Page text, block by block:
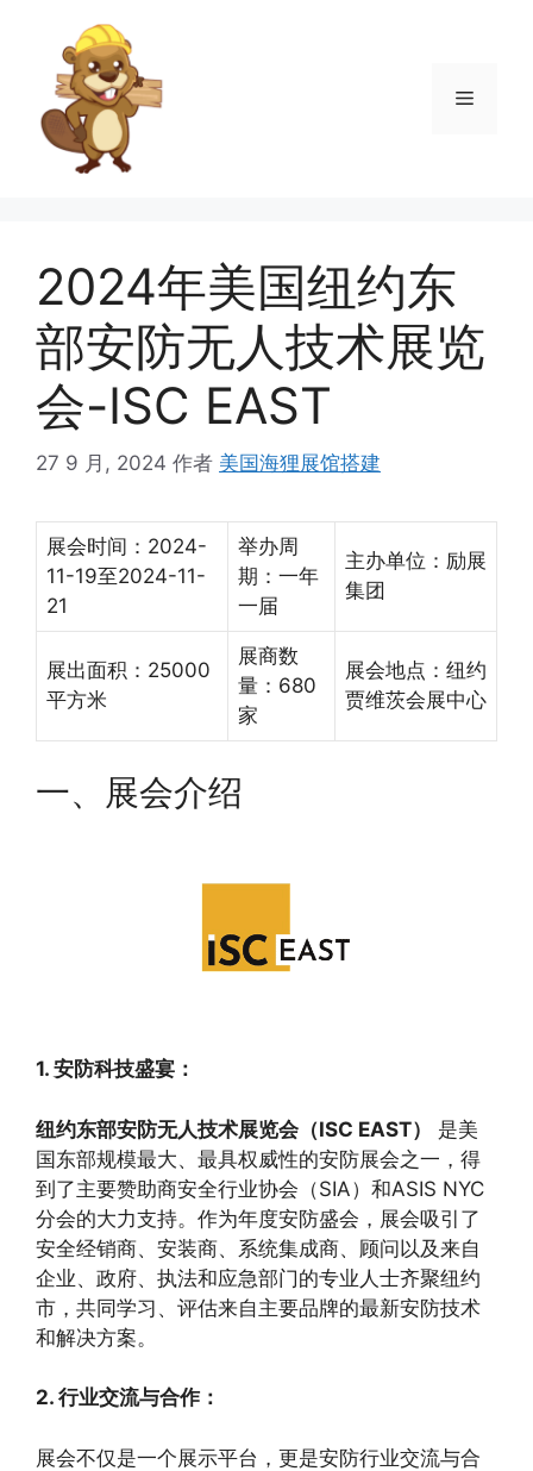
菜
2024年美国纽约东
部安防无人技术展览
会-ISC EAST
27 9 月, 2024 作者 美国海狸展馆搭建
展会时间：2024-
11-19至2024-11-
21
举办周
期：一年
一届
主办单位：励展
集团
展出面积：25000
平方米
展商数
量：680
家
展会地点：纽约
贾维茨会展中心
一、展会介绍
1. 安防科技盛宴：
纽约东部安防无人技术展览会（ISC EAST）
是美
国东部规模最大、最具权威性的安防展会之一，得
到了主要赞助商安全行业协会（SIA）和ASIS NYC
分会的大力支持。作为年度安防盛会，展会吸引了
安全经销商、安装商、系统集成商、顾问以及来自
企业、政府、执法和应急部门的专业人士齐聚纽约
市，共同学习、评估来自主要品牌的最新安防技术
和解决方案。
2. 行业交流与合作：
展会不仅是一个展示平台，更是安防行业交流与合